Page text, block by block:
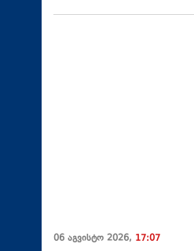
06 აგვისტო 2026, 17:07